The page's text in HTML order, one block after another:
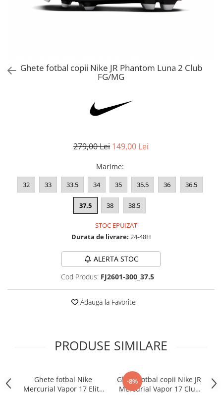
Bluze fotbal copii
Sorturi fotbal femei
Ghete fotbal copii Nike JR Phantom Luna 2 Club
FG/MG
279,00 Lei 149,00 Lei
Marime:
32 33 33.5 34 35 35.5 36 36.5
37.5 38 38.5
STOC EPUIZAT
Durata de livrare: 24-48H
ALERTA STOC
Cod Produs: FJ2601-300_37.5
Adauga la Favorite
PRODUSE SIMILARE
Ghete fotbal Nike
Mercurial Vapor 17 Elite
-8%
Ghete fotbal copii Nike JR
Mercurial Vapor 17 Club